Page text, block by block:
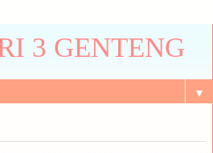
3 GENTENG
▼